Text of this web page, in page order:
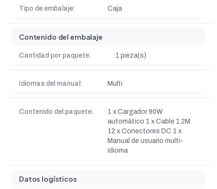
Tipo de embalaje: Caja
Contenido del embalaje
Cantidad por paquete: 1 pieza(s)
Idiomas del manual: Multi
Contenido del paquete:
1 x Cargador 90W
automático 1 x Cable 1.2M
12 x Conectores DC 1 x
Manual de usuario multi-
idioma
Datos logísticos